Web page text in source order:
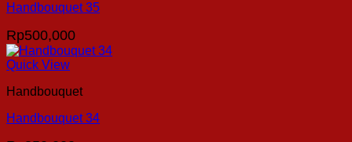
Handbouquet 35
Rp500,000
Quick View
Handbouquet
Handbouquet 34